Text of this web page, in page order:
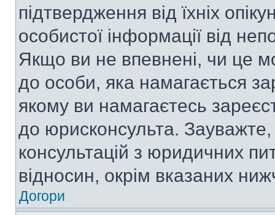
підтвердження від їхніх
особистої інформації від
Якщо ви не впевнені, чи це
до особи, яка намагається
якому ви намагаєтесь
до юрисконсульта.
консультацій з юридичних
відносин, окрім вказаних
Догори